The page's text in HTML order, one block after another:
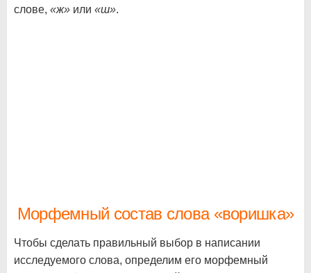
слове, «ж» или «ш».
Морфемный состав слова «воришка»
Чтобы сделать правильный выбор в написании
исследуемого слова, определим его морфемный